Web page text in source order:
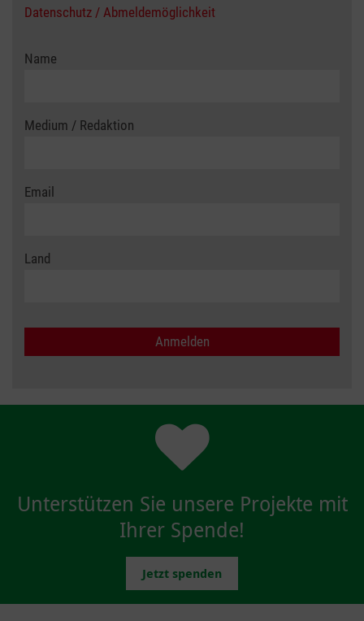
Datenschutz / Abmeldemöglichkeit
Name
Medium / Redaktion
Email
Land
Unterstützen Sie unsere Projekte mit
Ihrer Spende!
Jetzt spenden